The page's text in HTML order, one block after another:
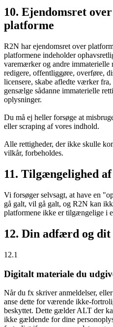
10. Ejendomsret
platforme
R2N har ejendomsret over
platformene indeholder
varemærker og andre immaterielle
redigere, offentliggøre, overføre,
licensere, skabe afledte værker
gensælge sådanne immaterielle
oplysninger.
Du må ej heller forsøge at
eller scraping af vores indhold.
Alle rettigheder, der ikke skulle
vilkår, forbeholdes.
11. Tilgængelighed
Vi forsøger selvsagt, at have en
gå galt, vil gå galt, og R2N kan
platformene ikke er tilgængelige i
12. Din adfærd og dit
12.1
Digitalt materiale du
Når du fx skriver anmeldelser,
anse dette for værende ikke-
beskyttet. Dette gælder ALT der
ikke gældende for dine